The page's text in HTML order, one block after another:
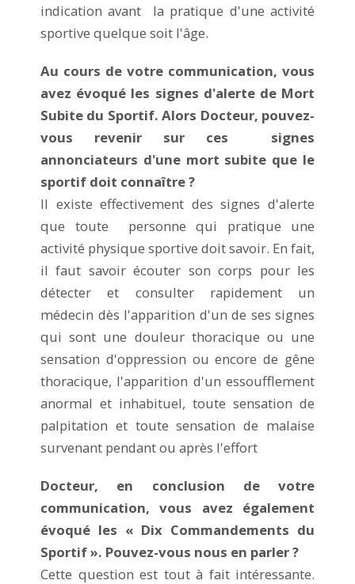
indication avant la pratique d'une activité
sportive quelque soit l'âge.
Au cours de votre communication, vous
avez évoqué les signes d'alerte de Mort
Subite du Sportif. Alors Docteur, pouvez-
vous revenir sur ces signes
annonciateurs d'une mort subite que le
sportif doit connaître ?
Il existe effectivement des signes d'alerte
que toute personne qui pratique une
activité physique sportive doit savoir. En fait,
il faut savoir écouter son corps pour les
détecter et consulter rapidement un
médecin dès l'apparition d'un de ses signes
qui sont une douleur thoracique ou une
sensation d'oppression ou encore de gêne
thoracique, l'apparition d'un essoufflement
anormal et inhabituel, toute sensation de
palpitation et toute sensation de malaise
survenant pendant ou après l'effort
Docteur, en conclusion de votre
communication, vous avez également
évoqué les « Dix Commandements du
Sportif ». Pouvez-vous nous en parler ?
Cette question est tout à fait intéressante.